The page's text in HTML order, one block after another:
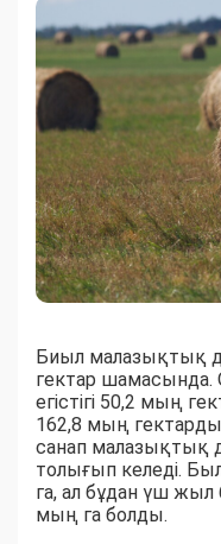
Биыл малазықтық
гектар
егістігі 50,2 мың
162,8 мың
санап малазықтық
толығып келеді.
га, ал бұдан үш
мың га болды.